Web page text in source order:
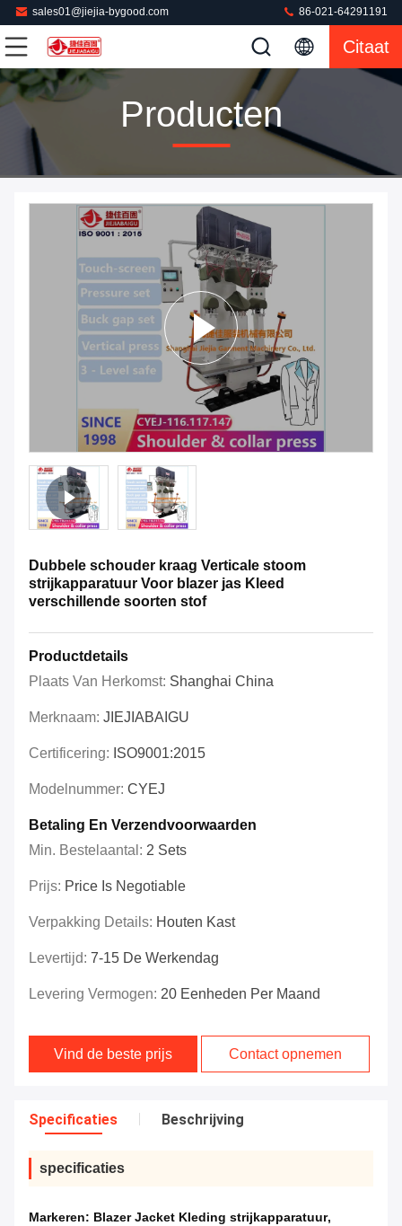
sales01@jiejia-bygood.com 86-021-64291191
Citaat
Producten
Dubbele schouder kraag Verticale stoom
strijkapparatuur Voor blazer jas Kleed
verschillende soorten stof
Productdetails
Plaats Van Herkomst: Shanghai China
Merknaam: JIEJIABAIGU
Certificering: ISO9001:2015
Modelnummer: CYEJ
Betaling En Verzendvoorwaarden
Min. Bestelaantal: 2 Sets
Prijs: Price Is Negotiable
Verpakking Details: Houten Kast
Levertijd: 7-15 De Werkendag
Levering Vermogen: 20 Eenheden Per Maand
Vind de beste prijs Contact opnemen
Specificaties Beschrijving
specificaties
Markeren: Blazer Jacket Kleding strijkapparatuur,